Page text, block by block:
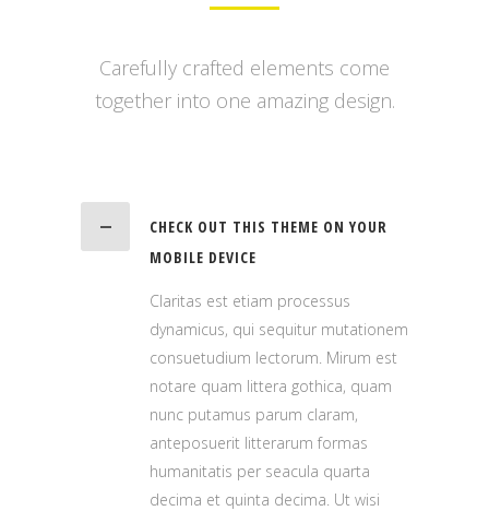
Carefully crafted elements come
together into one amazing design.
CHECK OUT THIS THEME ON YOUR
MOBILE DEVICE
Claritas est etiam processus
dynamicus, qui sequitur mutationem
consuetudium lectorum. Mirum est
notare quam littera gothica, quam
nunc putamus parum claram,
anteposuerit litterarum formas
humanitatis per seacula quarta
decima et quinta decima. Ut wisi